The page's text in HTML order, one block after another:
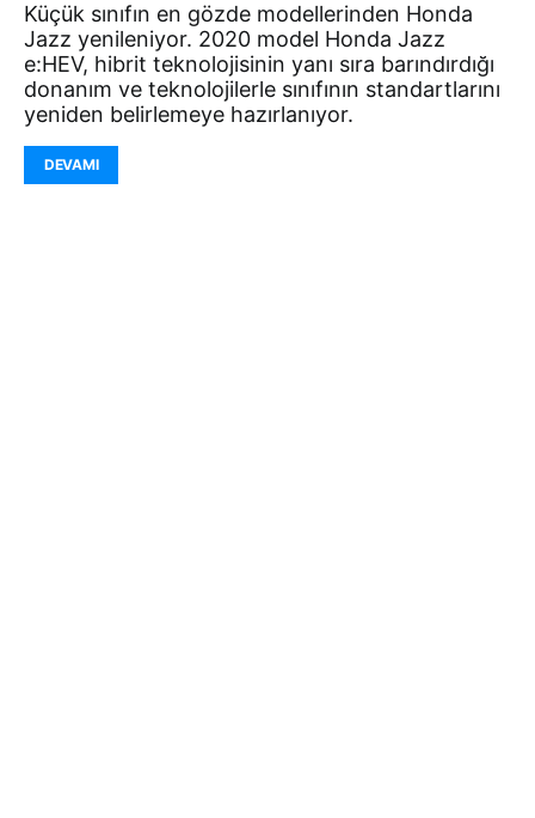
Küçük sınıfın en gözde modellerinden Honda
Jazz yenileniyor. 2020 model Honda Jazz
e:HEV, hibrit teknolojisinin yanı sıra barındırdığı
donanım ve teknolojilerle sınıfının standartlarını
yeniden belirlemeye hazırlanıyor.
DEVAMI